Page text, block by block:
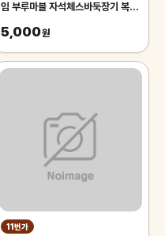
임 부루마블 자석체스바둑장기 복불
5,000원
11번가